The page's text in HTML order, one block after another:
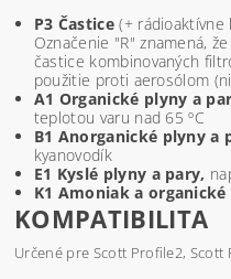
P3 Častice(+ rádioaktívne
Označenie "R" znamená,
častice kombinovaných
použitie proti aerosólom
A1 Organické plyny a
teplotou varu nad 65 ºC
B1 Anorganické plyny a
kyanovodík
E1 Kyslé plyny a pary,
K1 Amoniak a
KOMPATIBILITA
Určené pre Scott Profile2, Scott